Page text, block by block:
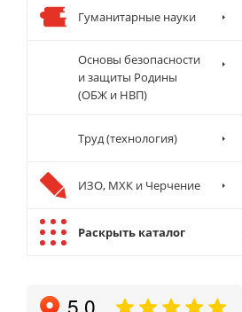
Гуманитарные науки
Основы безопасности
и защиты Родины
(ОБЖ и НВП)
Труд (технология)
ИЗО, МХК и Черчение
Раскрыть каталог